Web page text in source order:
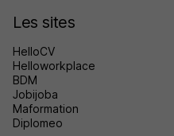
Les sites
HelloCV
Helloworkplace
BDM
Jobijoba
Maformation
Diplomeo